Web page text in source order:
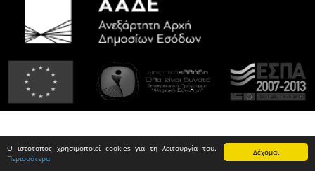
Δέχομαι
Ο ιστότοπος χρησιμοποιεί cookies για τη λειτουργία του.
Περισσότερα